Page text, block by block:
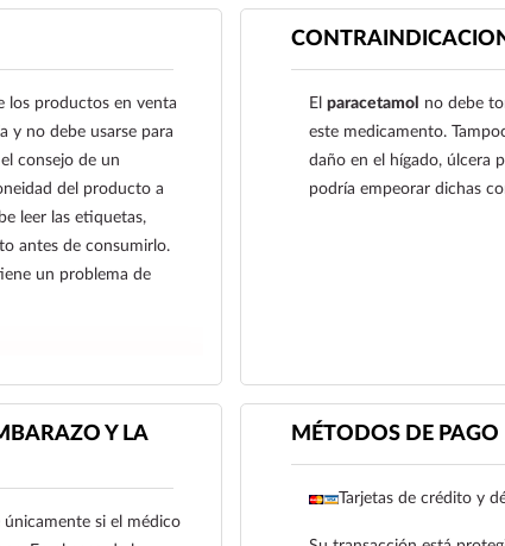
comunes.
los productos en venta
y no debe usarse para
consejo de un
del producto a
leer las etiquetas,
antes de consumirlo.
un problema de
El paracetamol
no debe
este medicamento.
daño en el hígado, úlcera
podría empeorar dichas
Y LA
únicamente si el médico
MÉTODOS DE PAGO
Tarjetas de crédito y